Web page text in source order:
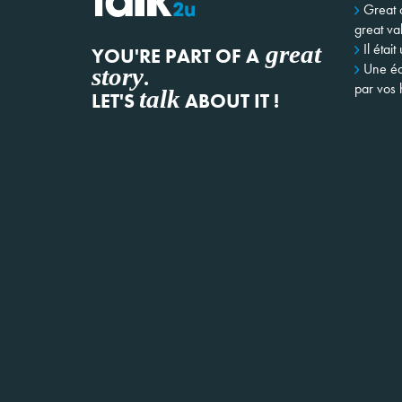
YOU'RE PART OF A great
story.
LET'S talkABOUT IT !
Great
great
Il était
Une
par vos